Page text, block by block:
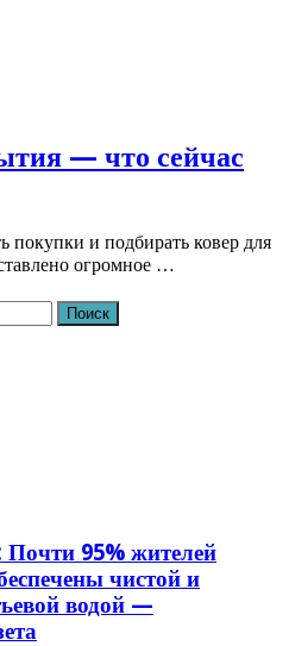
— что сейчас
покупки и подбирать ковер для
огромное …
95% жителей
чистой и
водой —